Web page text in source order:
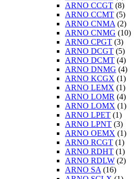
ARNO CCGT (8)
ARNO CCMT (5)
ARNO CNMA (2)
ARNO CNMG (10)
ARNO CPGT (3)
ARNO DCGT (5)
ARNO DCMT (4)
ARNO DNMG (4)
ARNO KCGX (1)
ARNO LEMX (1)
ARNO LOMR (4)
ARNO LOMX (1)
ARNO LPET (1)
ARNO LPNT (3)
ARNO OEMX (1)
ARNO RCGT (1)
ARNO RDHT (1)
ARNO RDLW (2)
ARNO SA (16)